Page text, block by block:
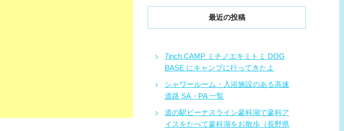
最近の投稿
7inch CAMP ミチノエキミトミ DOG
BASE にキャンプに行ってきたよ
シャワールーム・入浴施設のある高速
道路 SA・PA 一覧
道の駅ビーナスライン蓼科湖で蓼科ア
イスをたべて蓼科湖をお散歩（長野県